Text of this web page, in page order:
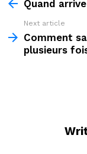
moreQuand
Next article
Comment
plusieurs